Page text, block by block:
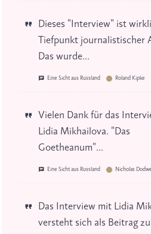
Dieses "Interview" ist
Tiefpunkt journalistischer
Das wurde...
Eine Sicht aus Russland Roland Kipke
Vielen Dank für das
Lidia Mikhailova. "Das
Goetheanum"...
Eine Sicht aus Russland Nicholas
Das Interview mit Lidia
versteht sich als Beitrag